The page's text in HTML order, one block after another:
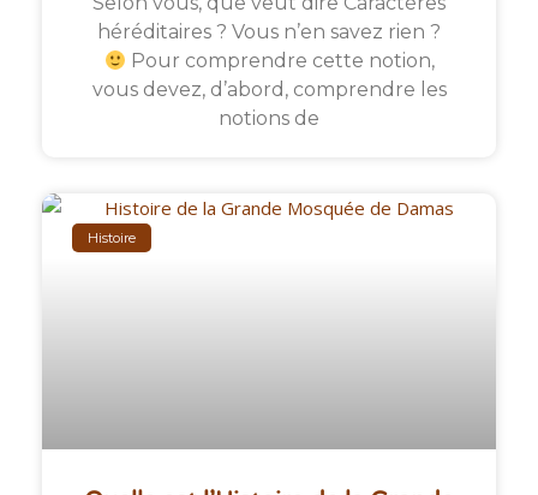
héréditaires ? Vous n’en savez rien ?
Pour comprendre cette notion,
vous devez, d’abord, comprendre les
notions de
Histoire